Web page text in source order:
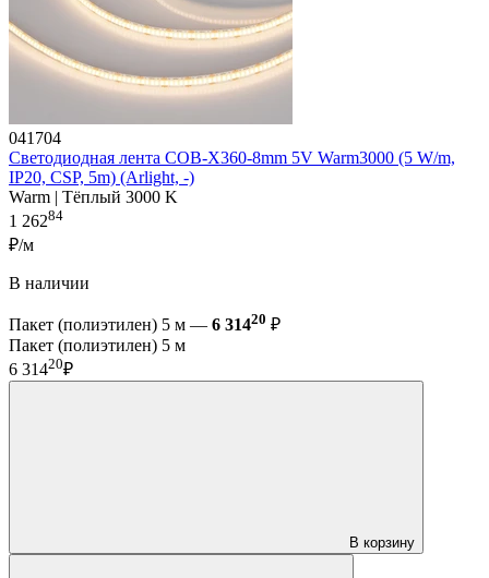
041704
Светодиодная лента COB-X360-8mm 5V Warm3000 (5 W/m,
IP20, CSP, 5m) (Arlight, -)
Warm | Тёплый 3000 K
1 26284
₽/м
В наличии
Пакет (полиэтилен) 5 м — 6 31420 ₽
Пакет (полиэтилен) 5 м
6 31420₽
В корзину